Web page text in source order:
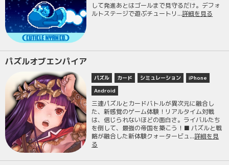
して発進あとはゴールまで見守るだけ。デフォ
ルトステージで遊ぶチュートリ...詳細を見る
パズルオブエンパイア
パズル カード シミュレーション
iPhone
Android
三連パズルとカードバトルが異次元に融合し
た、新感覚のゲーム体験！リアルタイム対戦
は、信じられないほどの面白さ。ライバルたち
を倒して、最強の帝国を築こう！■ パズルと戦
略が融合した新体験クォータービュ...詳細を見
る